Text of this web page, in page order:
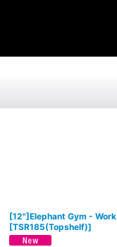
[12"]Elephant Gym - Work
[TSR185(Topshelf)]